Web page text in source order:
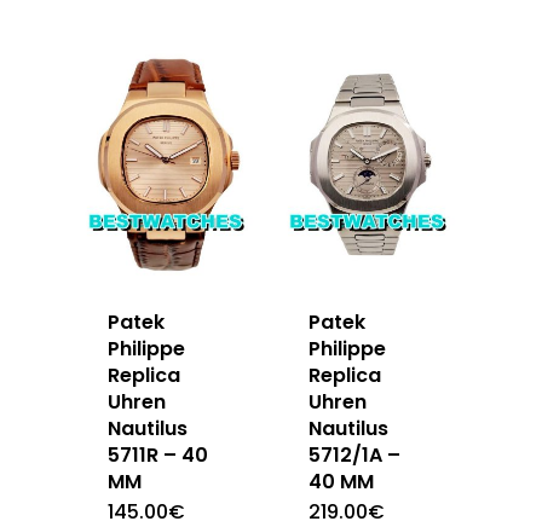
Patek
Philippe
Replica
Uhren
Nautilus
5711R – 40
MM
145.00€
Patek
Philippe
Replica
Uhren
Nautilus
5712/1A –
40 MM
219.00€